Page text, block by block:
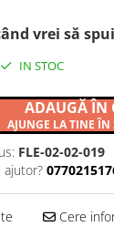
vrei să
IN STOC
ADAUGĂ ÎN
AJUNGE LA TINE ÎN
FLE-02-02-019
ajutor?
Cere